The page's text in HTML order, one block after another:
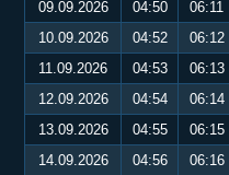
09.09.2026
04:50 06:11
10.09.2026
04:52 06:12
11.09.2026
04:53 06:13
12.09.2026
04:54 06:14
13.09.2026
04:55 06:15
14.09.2026
04:56 06:16